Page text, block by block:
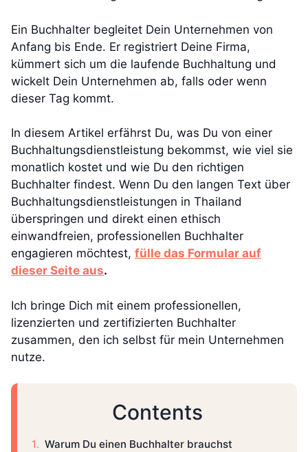
Ein Buchhalter begleitet Dein Unternehmen von
Anfang bis Ende. Er registriert Deine Firma,
kümmert sich um die laufende Buchhaltung und
wickelt Dein Unternehmen ab, falls oder wenn
dieser Tag kommt.
In diesem Artikel erfährst Du, was Du von einer
Buchhaltungsdienstleistung bekommst, wie viel sie
monatlich kostet und wie Du den richtigen
Buchhalter findest. Wenn Du den langen Text über
Buchhaltungsdienstleistungen in Thailand
überspringen und direkt einen ethisch
einwandfreien, professionellen Buchhalter
engagieren möchtest, fülle das Formular auf
dieser Seite aus.
Ich bringe Dich mit einem professionellen,
lizenzierten und zertifizierten Buchhalter
zusammen, den ich selbst für mein Unternehmen
nutze.
Contents
Warum Du einen Buchhalter brauchst